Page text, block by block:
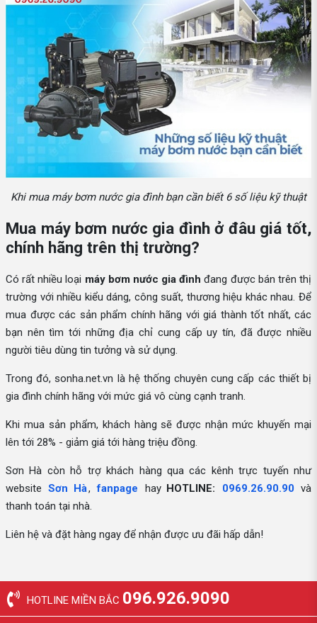
Khi mua máy bơm nước gia đình bạn cần biết 6 số liệu kỹ thuật
Mua máy bơm nước gia đình ở đâu giá tốt,
chính hãng trên thị trường?
Có rất nhiều loại máy bơm nước gia đình đang được bán trên thị
trường với nhiều kiểu dáng, công suất, thương hiệu khác nhau. Để
mua được các sản phẩm chính hãng với giá thành tốt nhất, các
bạn nên tìm tới những địa chỉ cung cấp uy tín, đã được nhiều
người tiêu dùng tin tưởng và sử dụng.
Trong đó, sonha.net.vn là hệ thống chuyên cung cấp các thiết bị
gia đình chính hãng với mức giá vô cùng cạnh tranh.
Khi mua sản phẩm, khách hàng sẽ được nhận mức khuyến mại
lên tới 28% - giảm giá tới hàng triệu đồng.
Sơn Hà còn hỗ trợ khách hàng qua các kênh trực tuyến như
website Sơn Hà, fanpage hay HOTLINE: 0969.26.90.90 và
thanh toán tại nhà.
Liên hệ và đặt hàng ngay để nhận được ưu đãi hấp dẫn!
HOTLINE MIỀN BẮC 096.926.9090